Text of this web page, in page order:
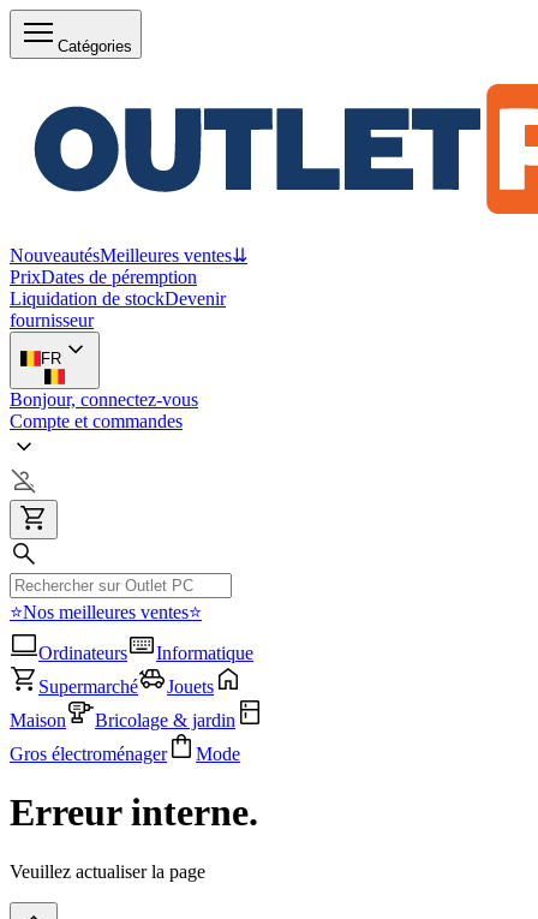
Catégories
NouveautésMeilleures ventes⇊
PrixDates de péremption
Liquidation de stockDevenir
fournisseur
FR
Bonjour, connectez-vous
Compte et commandes
⭐Nos meilleures ventes⭐
Ordinateurs
Informatique
Supermarché
Jouets
Maison
Bricolage & jardin
Gros électroménager
Mode
Erreur interne.
Veuillez actualiser la page